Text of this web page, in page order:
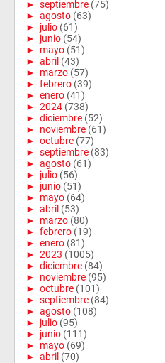
► septiembre (75)
► agosto (63)
► julio (61)
► junio (54)
► mayo (51)
► abril (43)
► marzo (57)
► febrero (39)
► enero (41)
► 2024 (738)
► diciembre (52)
► noviembre (61)
► octubre (77)
► septiembre (83)
► agosto (61)
► julio (56)
► junio (51)
► mayo (64)
► abril (53)
► marzo (80)
► febrero (19)
► enero (81)
► 2023 (1005)
► diciembre (84)
► noviembre (95)
► octubre (101)
► septiembre (84)
► agosto (108)
► julio (95)
► junio (111)
► mayo (69)
► abril (70)